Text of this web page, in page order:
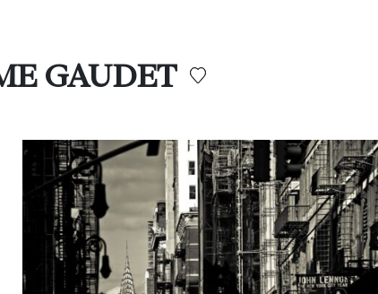
GAUDET